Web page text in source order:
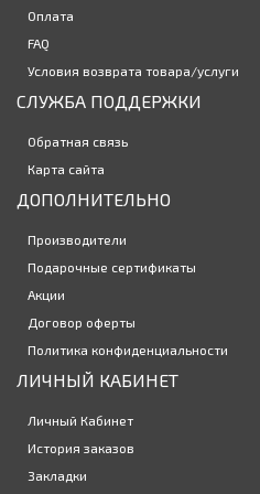
Оплата
FAQ
Условия возврата товара/услуги
СЛУЖБА ПОДДЕРЖКИ
Обратная связь
Карта сайта
ДОПОЛНИТЕЛЬНО
Производители
Подарочные сертификаты
Акции
Договор оферты
Политика конфиденциальности
ЛИЧНЫЙ КАБИНЕТ
Личный Кабинет
История заказов
Закладки